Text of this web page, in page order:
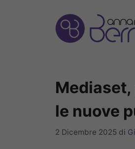
le nuove
2 Dicembre 2025 di